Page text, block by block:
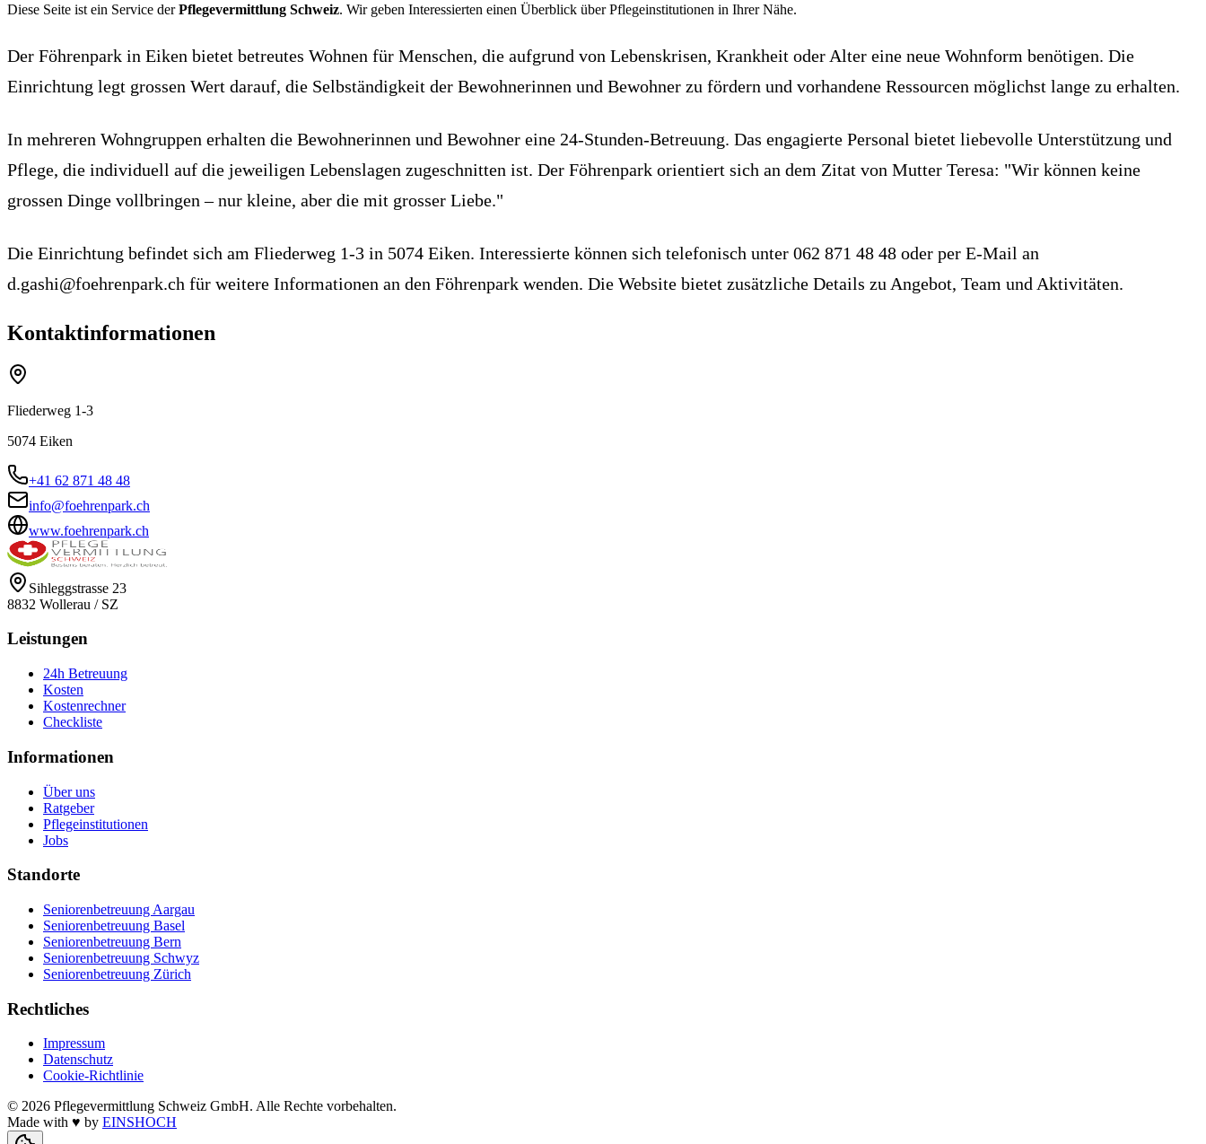
Diese Seite ist ein Service derPflegevermittlung Schweiz. Wir geben Interessierten einen Überblick über Pflegeinstitutionen in Ihrer Nähe.
Der Föhrenpark in Eiken bietet betreutes Wohnen für Menschen, die aufgrund von Lebenskrisen, Krankheit oder Alter eine neue Wohnform benötigen. Die
Einrichtung legt grossen Wert darauf, die Selbständigkeit der Bewohnerinnen und Bewohner zu fördern und vorhandene Ressourcen möglichst lange zu erhalten.
In mehreren Wohngruppen erhalten die Bewohnerinnen und Bewohner eine 24-Stunden-Betreuung. Das engagierte Personal bietet liebevolle Unterstützung und
Pflege, die individuell auf die jeweiligen Lebenslagen zugeschnitten ist. Der Föhrenpark orientiert sich an dem Zitat von Mutter Teresa: "Wir können keine
grossen Dinge vollbringen – nur kleine, aber die mit grosser Liebe."
Die Einrichtung befindet sich am Fliederweg 1-3 in 5074 Eiken. Interessierte können sich telefonisch unter 062 871 48 48 oder per E-Mail an
d.gashi@foehrenpark.ch für weitere Informationen an den Föhrenpark wenden. Die Website bietet zusätzliche Details zu Angebot, Team und Aktivitäten.
Kontaktinformationen
Fliederweg 1-3
5074 Eiken
+41 62 871 48 48
info@foehrenpark.ch
www.foehrenpark.ch
Sihleggstrasse 23
8832 Wollerau / SZ
Leistungen
24h Betreuung
Kosten
Kostenrechner
Checkliste
Informationen
Über uns
Ratgeber
Pflegeinstitutionen
Jobs
Standorte
Seniorenbetreuung Aargau
Seniorenbetreuung Basel
Seniorenbetreuung Bern
Seniorenbetreuung Schwyz
Seniorenbetreuung Zürich
Rechtliches
Impressum
Datenschutz
Cookie-Richtlinie
© 2026 Pflegevermittlung Schweiz GmbH. Alle Rechte vorbehalten.
Made with ♥ by EINSHOCH